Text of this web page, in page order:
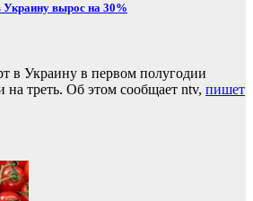
Украину вырос на 30%
в Украину в первом полугодии
на треть. Об этом сообщает ntv, пишет